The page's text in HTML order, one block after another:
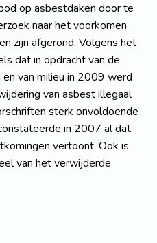
op asbestdaken door te
naar het voorkomen
zijn afgerond. Volgens het
dat in opdracht van de
van milieu in 2009 werd
van asbest illegaal
sterk onvoldoende
in 2007 al dat
vertoont. Ook is
van het verwijderde